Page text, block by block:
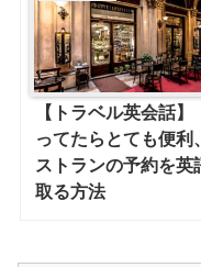
【トラベル英会話
ってたらとても便利
ストランの予約を英
取る方法